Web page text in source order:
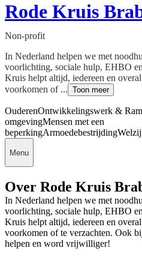
Rode Kruis
Non-profit
In Nederland helpen we met
voorlichting, sociale hulp, EHBO
Kruis helpt altijd, iedereen en
voorkomen of ... Toon meer
OuderenOntwikkelingswerk &
omgevingMensen met een
beperkingArmoedebestrijding
Menu
Over Rode Kruis
In Nederland helpen we met
voorlichting, sociale hulp, EHBO
Kruis helpt altijd, iedereen en
voorkomen of te verzachten. Ook
helpen en word vrijwilliger!